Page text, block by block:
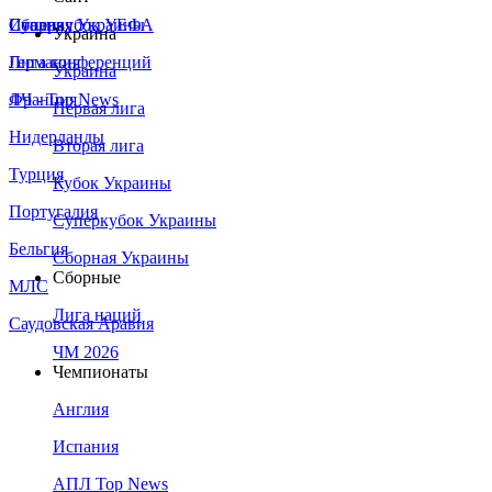
Сборная Украины
Италия
Германия
Франция
Нидерланды
Турция
Португалия
Бельгия
МЛС
Саудовская Аравия
Суперкубок УЕФА
Лига конференций
ЛЧ - Top News
Украина
Украина
Первая лига
Вторая лига
Кубок Украины
Суперкубок Украины
Сборная Украины
Сборные
Лига наций
ЧМ 2026
Чемпионаты
Англия
Испания
АПЛ Top News